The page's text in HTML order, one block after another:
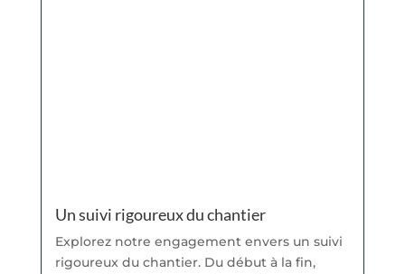
Un suivi rigoureux du chantier
Explorez notre engagement envers un suivi
rigoureux du chantier. Du début à la fin,